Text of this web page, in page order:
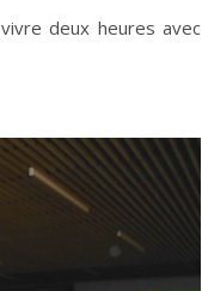
deux heures avec